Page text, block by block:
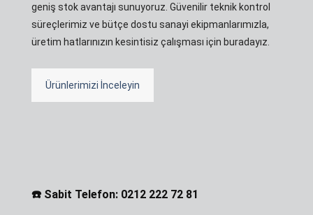
geniş stok avantajı sunuyoruz. Güvenilir teknik kontrol
süreçlerimiz ve bütçe dostu sanayi ekipmanlarımızla,
üretim hatlarınızın kesintisiz çalışması için buradayız.
Ürünlerimizi İnceleyin
☎️ Sabit Telefon: 0212 222 72 81